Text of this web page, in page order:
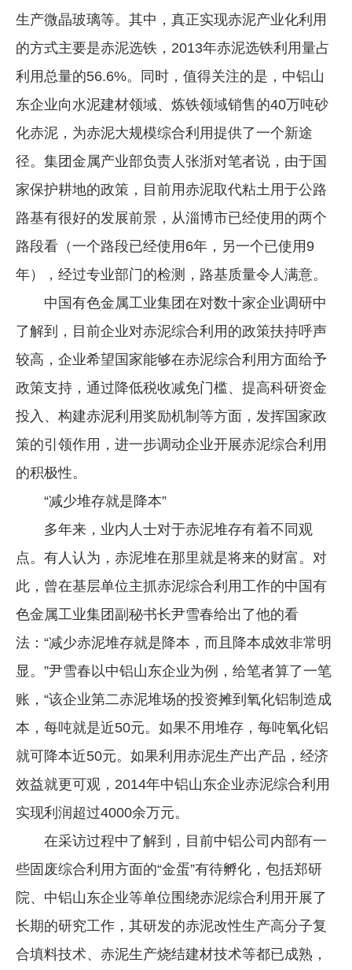
生产微晶玻璃等。其中，真正实现赤泥产业化利用
的方式主要是赤泥选铁，2013年赤泥选铁利用量占
利用总量的56.6%。同时，值得关注的是，中铝山
东企业向水泥建材领域、炼铁领域销售的40万吨砂
化赤泥，为赤泥大规模综合利用提供了一个新途
径。集团金属产业部负责人张浙对笔者说，由于国
家保护耕地的政策，目前用赤泥取代粘土用于公路
路基有很好的发展前景，从淄博市已经使用的两个
路段看（一个路段已经使用6年，另一个已使用9
年），经过专业部门的检测，路基质量令人满意。
中国有色金属工业集团在对数十家企业调研中
了解到，目前企业对赤泥综合利用的政策扶持呼声
较高，企业希望国家能够在赤泥综合利用方面给予
政策支持，通过降低税收减免门槛、提高科研资金
投入、构建赤泥利用奖励机制等方面，发挥国家政
策的引领作用，进一步调动企业开展赤泥综合利用
的积极性。
“减少堆存就是降本”
多年来，业内人士对于赤泥堆存有着不同观
点。有人认为，赤泥堆在那里就是将来的财富。对
此，曾在基层单位主抓赤泥综合利用工作的中国有
色金属工业集团副秘书长尹雪春给出了他的看
法：“减少赤泥堆存就是降本，而且降本成效非常明
显。”尹雪春以中铝山东企业为例，给笔者算了一笔
账，“该企业第二赤泥堆场的投资摊到氧化铝制造成
本，每吨就是近50元。如果不用堆存，每吨氧化铝
就可降本近50元。如果利用赤泥生产出产品，经济
效益就更可观，2014年中铝山东企业赤泥综合利用
实现利润超过4000余万元。
在采访过程中了解到，目前中铝公司内部有一
些固废综合利用方面的“金蛋”有待孵化，包括郑研
院、中铝山东企业等单位围绕赤泥综合利用开展了
长期的研究工作，其研发的赤泥改性生产高分子复
合填料技术、赤泥生产烧结建材技术等都已成熟，